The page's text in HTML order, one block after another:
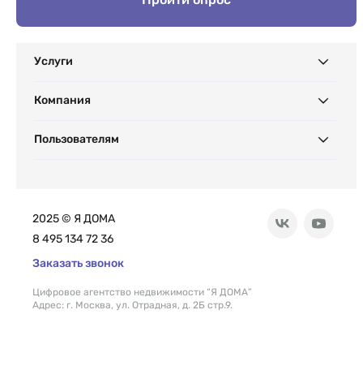
Услуги
Компания
Пользователям
2025 © Я ДОМА
8 495 134 72 36
Заказать звонок
Цифровое агентство недвижимости “Я ДОМА”
Адрес: г. Москва, ул. Отрадная, д. 2Б стр.9.